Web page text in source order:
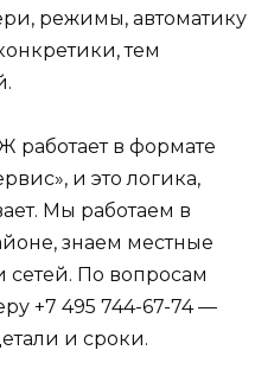
режимы, автоматику
тем
в формате
и это логика,
Мы работаем в
знаем местные
сетей. По вопросам
+7 495 744-67-74 —
и сроки.